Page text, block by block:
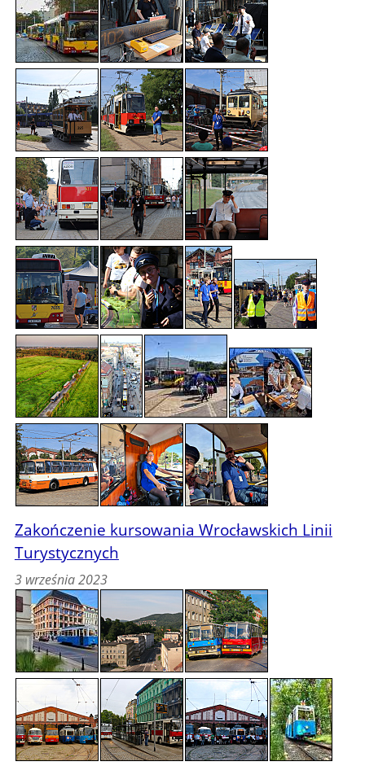
Zakończenie kursowania Wrocławskich Linii
Turystycznych
3 września 2023